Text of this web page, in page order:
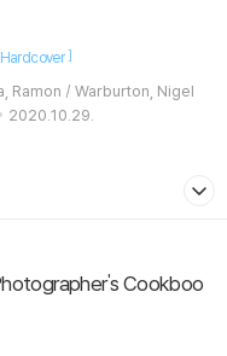
Hardcover]
Brandt, Bill / Esparza, Ramon / Warburton, Nigel
2020.10.29.